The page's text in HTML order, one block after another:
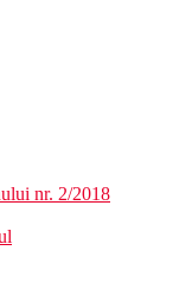
nr. 2/2018